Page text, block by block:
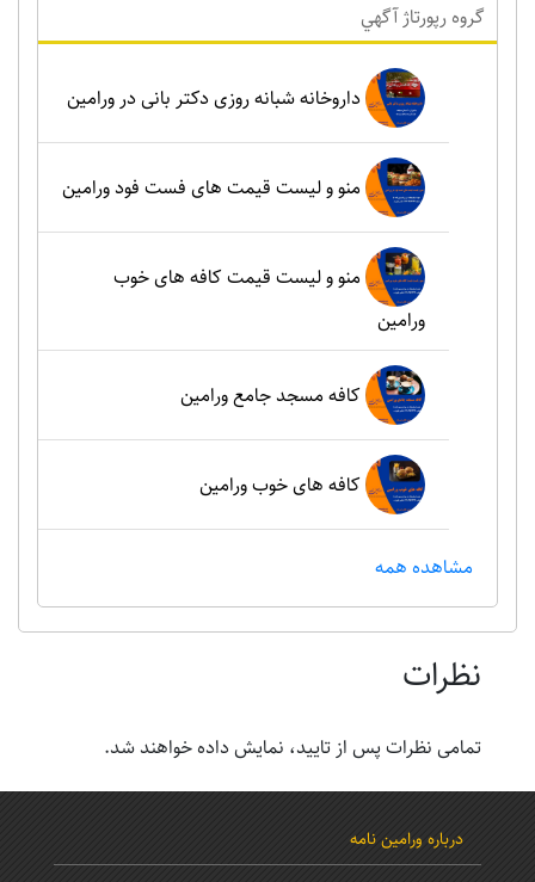
گروه رپورتاژ آگهي
داروخانه شبانه روزی دکتر بانی در ورامین
منو و لیست قیمت های فست فود ورامین
منو و لیست قیمت کافه های خوب
ورامین
کافه مسجد جامع ورامین
کافه های خوب ورامین
مشاهده همه
نظرات
تمامی نظرات پس از تایید، نمایش داده خواهند شد.
درباره ورامین نامه